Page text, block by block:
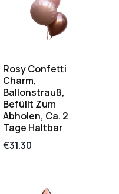
Rosy Confetti
Charm,
Ballonstrauß,
Befüllt Zum
Abholen, Ca. 2
Tage Haltbar
€31.30